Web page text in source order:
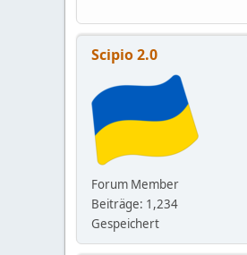
Scipio 2.0
Forum Member
Beiträge: 1,234
Gespeichert